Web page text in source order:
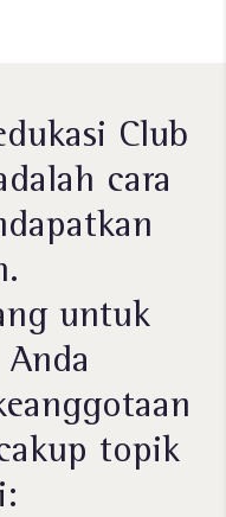
Club
cara
untuk
topik